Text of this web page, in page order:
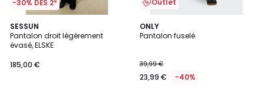
-30% DÈS 2*
SESSUN
Pantalon droit légèrement
évasé, ELSKE
185,00 €
Outlet
ONLY
Pantalon fuselé
39,99 €
23,99 € -40%